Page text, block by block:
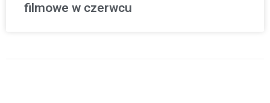
filmowe w czerwcu